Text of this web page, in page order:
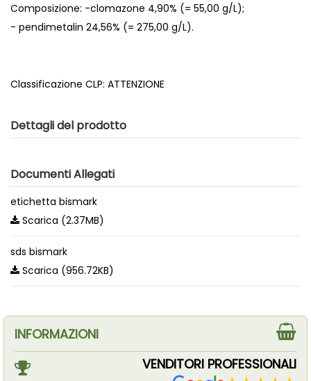
Composizione: -clomazone 4,90% (= 55,00 g/L);
- pendimetalin 24,56% (= 275,00 g/L).
Classificazione CLP: ATTENZIONE
Dettagli del prodotto
Documenti Allegati
etichetta bismark
Scarica (2.37MB)
sds bismark
Scarica (956.72KB)
INFORMAZIONI
VENDITORI PROFESSIONALI